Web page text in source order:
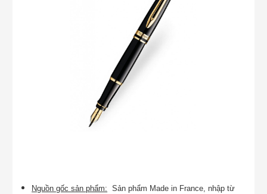
Nguồn gốc sản phẩm: Sản phẩm Made in France, nhập từ